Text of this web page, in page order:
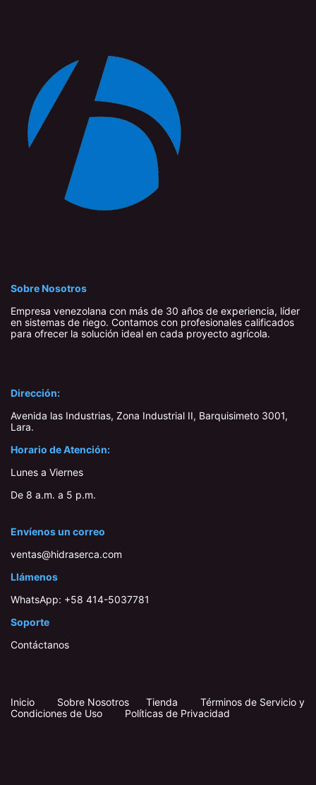
Sobre Nosotros
Empresa venezolana con más de 30 años de experiencia, líder
en sistemas de riego. Contamos con profesionales calificados
para ofrecer la solución ideal en cada proyecto agrícola.
Dirección:
Avenida las Industrias, Zona Industrial II, Barquisimeto 3001,
Lara​.
Horario de Atención:
Lunes a Viernes
De 8 a.m. a 5 p.m.
Envíenos un correo
ventas@hidraserca.com
Llámenos
WhatsApp: +58 414-503778​1
Soporte
Contáctanos
Inicio Sobre Nosotros Tienda
Términos de Servicio y
Condiciones de Uso
Políticas de Privacidad